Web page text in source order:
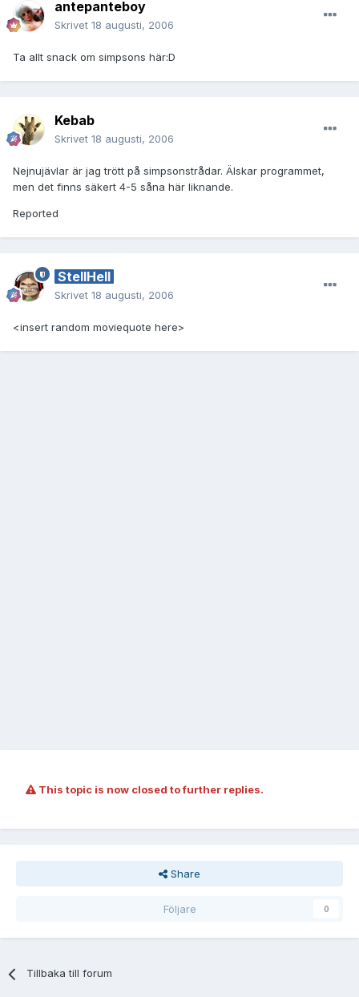
antepanteboy
Skrivet 18 augusti, 2006
Ta allt snack om simpsons här:D
Kebab
Skrivet 18 augusti, 2006
Nejnujävlar är jag trött på simpsonstrådar. Älskar programmet,
men det finns säkert 4-5 såna här liknande.
Reported
StellHell
Skrivet 18 augusti, 2006
<insert random moviequote here>
This topic is now closed to further replies.
Share
Följare 0
Tillbaka till forum